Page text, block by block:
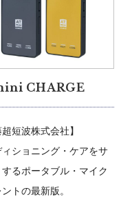
CHARGE
超短波株式会社】
ィショニング・ケアをサ
するポータブル・マイク
トの最新版。